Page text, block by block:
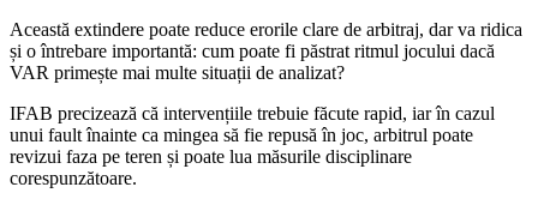
Această extindere poate reduce erorile clare de arbitraj, dar va ridica
și o întrebare importantă: cum poate fi păstrat ritmul jocului dacă
VAR primește mai multe situații de analizat?
IFAB precizează că intervențiile trebuie făcute rapid, iar în cazul
unui fault înainte ca mingea să fie repusă în joc, arbitrul poate
revizui faza pe teren și poate lua măsurile disciplinare
corespunzătoare.